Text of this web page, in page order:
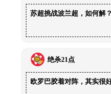
苏超挑战波兰超，如何解？
绝杀21点
欧罗巴胶着对阵，其实很